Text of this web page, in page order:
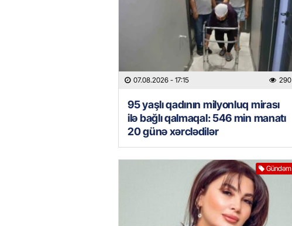
07.08.2026 - 17:15 290
95 yaşlı qadının milyonluq mirası
ilə bağlı qalmaqal: 546 min manatı
20 günə xərclədilər
Gündəm